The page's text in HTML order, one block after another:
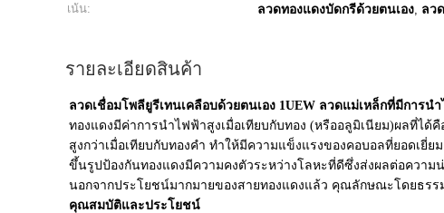
เน้น:
ลวดทองแดงบัดกรีด้วยตนเอง, ลว
รายละเอียดสินค้า
ลวดเชื่อมโพลียูรีเทนเคลือบด้วยตนเอง 1UEW ลวดแม่เหล็กที่มีการน
ทองแดงมีค่าการนำไฟฟ้าสูงเมื่อเทียบกับทอง (หรืออลูมิเนียม)ผลที่ไ
สูงกว่าเมื่อเทียบกับทองคำ ทำให้มีความแข็งแรงของคอบอลที่ยอดเ
ขึ้นรูปป้องกันทองแดงมีความคงตัวระหว่างโลหะที่ดีซึ่งส่งผลต่อความ
นอกจากประโยชน์มากมายของสายทองแดงแล้ว คุณลักษณะโดยธรร
คุณสมบัติและประโยชน์